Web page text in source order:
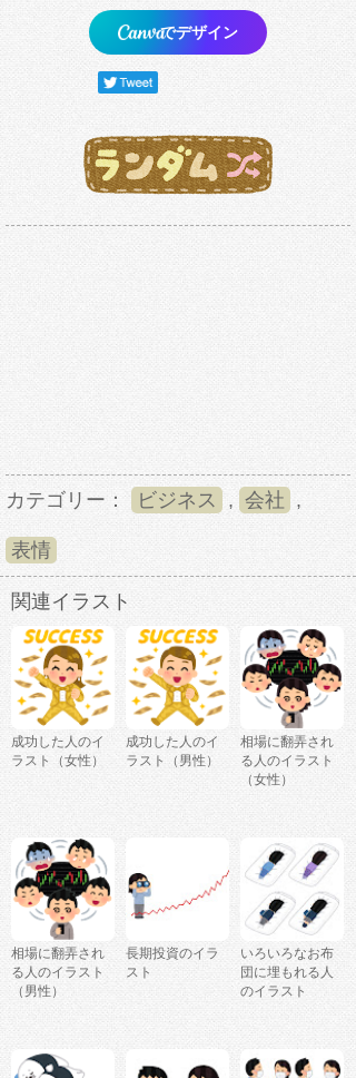
でデザイン
カテゴリー： ビジネス , 会社 ,
表情
関連イラスト
成功した人のイ
ラスト（女性）
成功した人のイ
ラスト（男性）
相場に翻弄され
る人のイラスト
（女性）
相場に翻弄され
る人のイラスト
（男性）
長期投資のイラ
スト
いろいろなお布
団に埋もれる人
のイラスト